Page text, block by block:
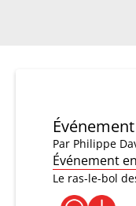
Par Philippe
Événement
Le ras-le-bol